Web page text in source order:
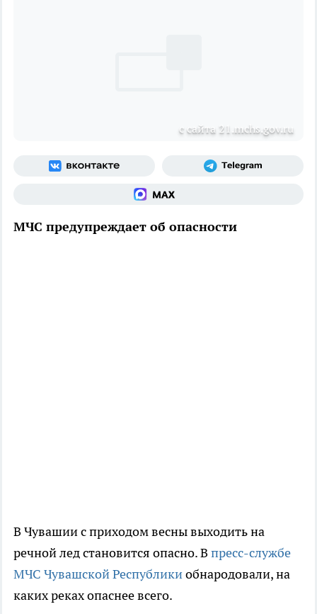
с сайта 21.mchs.gov.ru
МЧС предупреждает об опасности
В Чувашии с приходом весны выходить на
речной лед становится опасно. В пресс-службе
МЧС Чувашской Республикиобнародовали, на
каких реках опаснее всего.